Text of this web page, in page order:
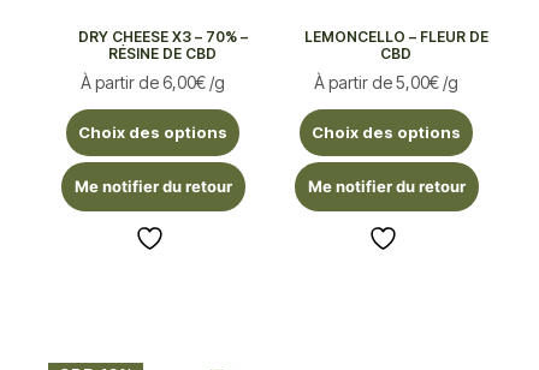
DRY CHEESE X3 – 70% –
RÉSINE DE CBD
À partir de6,00€ /g
Choix des options
Me notifier du retour
LEMONCELLO – FLEUR DE
CBD
À partir de5,00€ /g
Choix des options
Me notifier du retour